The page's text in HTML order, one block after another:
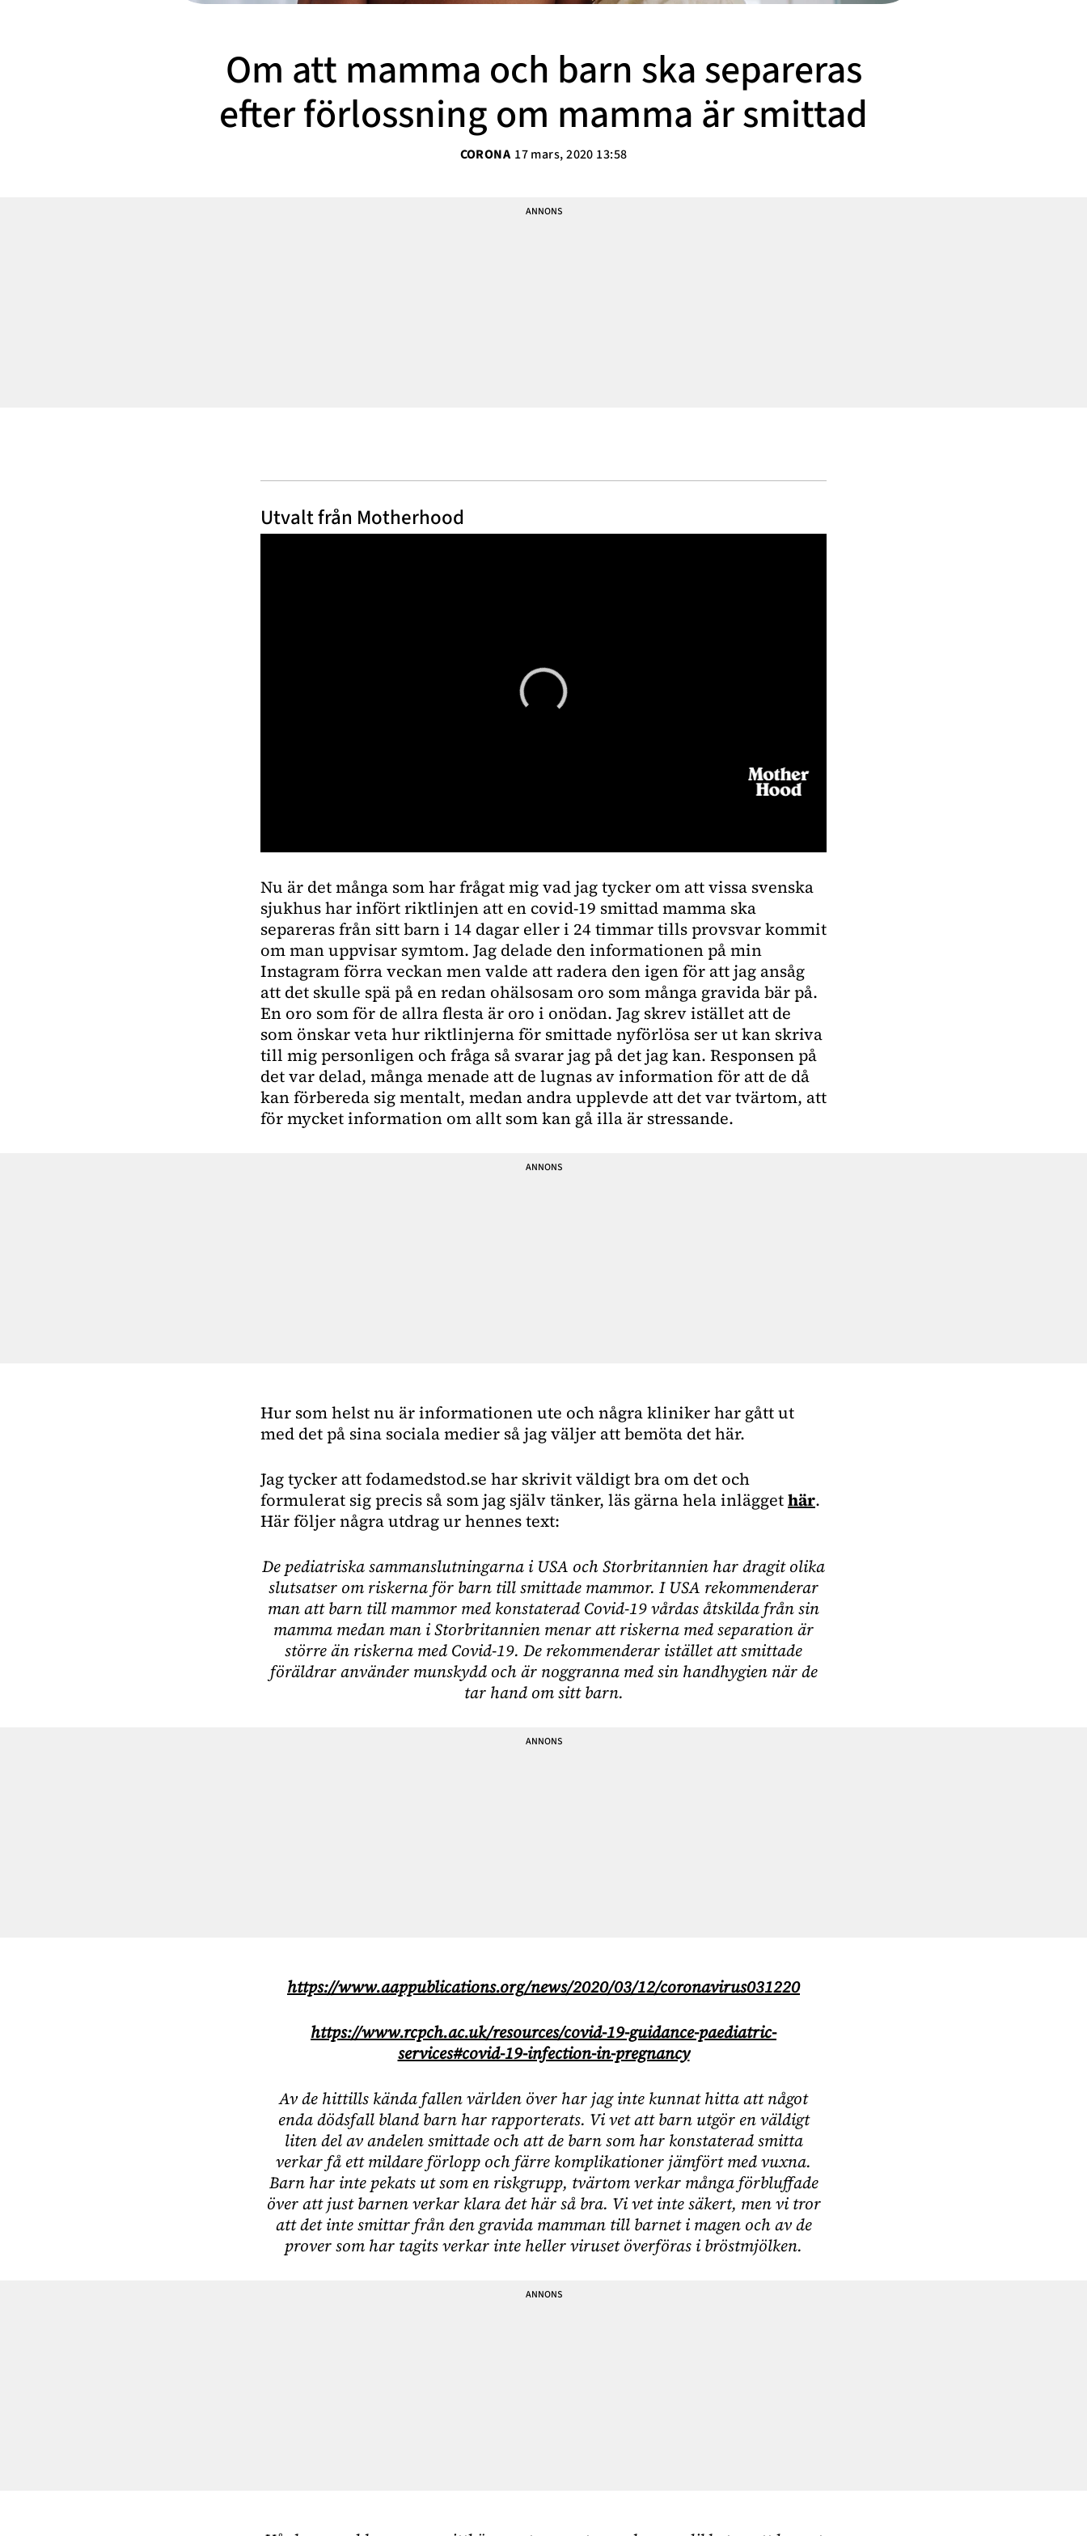
Sarah Delshad
Elisabeth Lindroth
Josefin Hulldin
Om att mamma och barn ska separeras
efter förlossning om mamma är smittad
CORONA 17 mars, 2020 13:58
Utvalt från Motherhood
of
1
minute,
18
secondsVolume
0%
Nu är det många som har frågat mig vad jag tycker om att vissa svenska
sjukhus har infört riktlinjen att en covid-19 smittad mamma ska
separeras från sitt barn i 14 dagar eller i 24 timmar tills provsvar kommit
om man uppvisar symtom. Jag delade den informationen på min
Instagram förra veckan men valde att radera den igen för att jag ansåg
att det skulle spä på en redan ohälsosam oro som många gravida bär på.
En oro som för de allra flesta är oro i onödan. Jag skrev istället att de
som önskar veta hur riktlinjerna för smittade nyförlösa ser ut kan skriva
till mig personligen och fråga så svarar jag på det jag kan. Responsen på
det var delad, många menade att de lugnas av information för att de då
kan förbereda sig mentalt, medan andra upplevde att det var tvärtom, att
för mycket information om allt som kan gå illa är stressande.
Hur som helst nu är informationen ute och några kliniker har gått ut
med det på sina sociala medier så jag väljer att bemöta det här.
Jag tycker att fodamedstod.se har skrivit väldigt bra om det och
formulerat sig precis så som jag själv tänker, läs gärna hela inläggethär.
Här följer några utdrag ur hennes text:
De pediatriska sammanslutningarna i USA och Storbritannien har dragit olika
slutsatser om riskerna för barn till smittade mammor. I USA rekommenderar
man att barn till mammor med konstaterad Covid-19 vårdas åtskilda från sin
mamma medan man i Storbritannien menar att riskerna med separation är
större än riskerna med Covid-19. De rekommenderar istället att smittade
föräldrar använder munskydd och är noggranna med sin handhygien när de
tar hand om sitt barn.
https://www.aappublications.org/news/2020/03/12/coronavirus031220
https://www.rcpch.ac.uk/resources/covid-19-guidance-paediatric-
services#covid-19-infection-in-pregnancy
Av de hittills kända fallen världen över har jag inte kunnat hitta att något
enda dödsfall bland barn har rapporterats. Vi vet att barn utgör en väldigt
liten del av andelen smittade och att de barn som har konstaterad smitta
verkar få ett mildare förlopp och färre komplikationer jämfört med vuxna.
Barn har inte pekats ut som en riskgrupp, tvärtom verkar många förbluffade
över att just barnen verkar klara det här så bra. Vi vet inte säkert, men vi tror
att det inte smittar från den gravida mamman till barnet i magen och av de
prover som har tagits verkar inte heller viruset överföras i bröstmjölken.